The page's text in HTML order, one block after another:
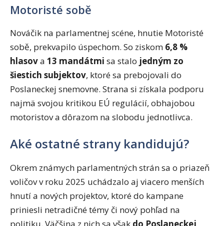
Motoristé sobě
Nováčik na parlamentnej scéne, hnutie Motoristé
sobě, prekvapilo úspechom. So ziskom 6,8 %
hlasova 13 mandátmi sa stalo jedným zo
šiestich subjektov, ktoré sa prebojovali do
Poslaneckej snemovne. Strana si získala podporu
najmä svojou kritikou EÚ regulácií, obhajobou
motoristov a dôrazom na slobodu jednotlivca.
Aké ostatné strany kandidujú?
Okrem známych parlamentných strán sa o priazeň
voličov v roku 2025 uchádzalo aj viacero menších
hnutí a nových projektov, ktoré do kampane
priniesli netradičné témy či nový pohľad na